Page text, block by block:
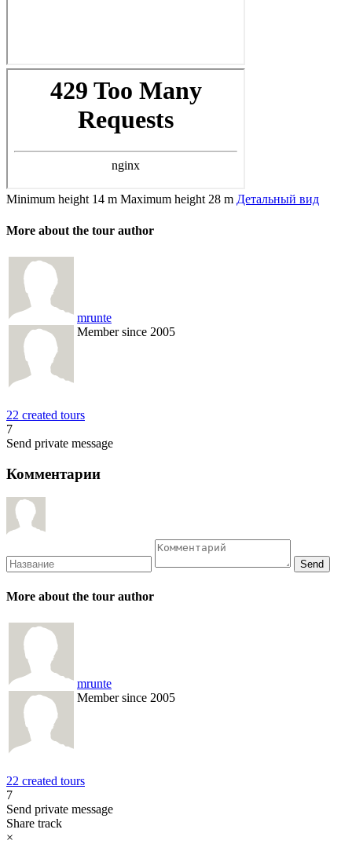
Minimum height 14 m Maximum height 28 m Детальный вид
More about the tour author
mrunte
Member since 2005
22 created tours
7
Send private message
Комментарии
More about the tour author
mrunte
Member since 2005
22 created tours
7
Send private message
Share track
×